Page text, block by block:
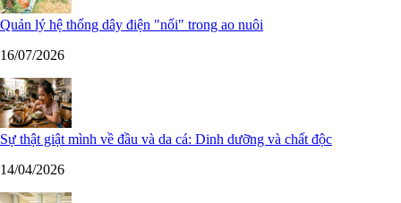
Quản lý hệ thống dây điện "nối" trong ao nuôi
16/07/2026
Sự thật giật mình về đầu và da cá: Dinh dưỡng và chất độc
14/04/2026